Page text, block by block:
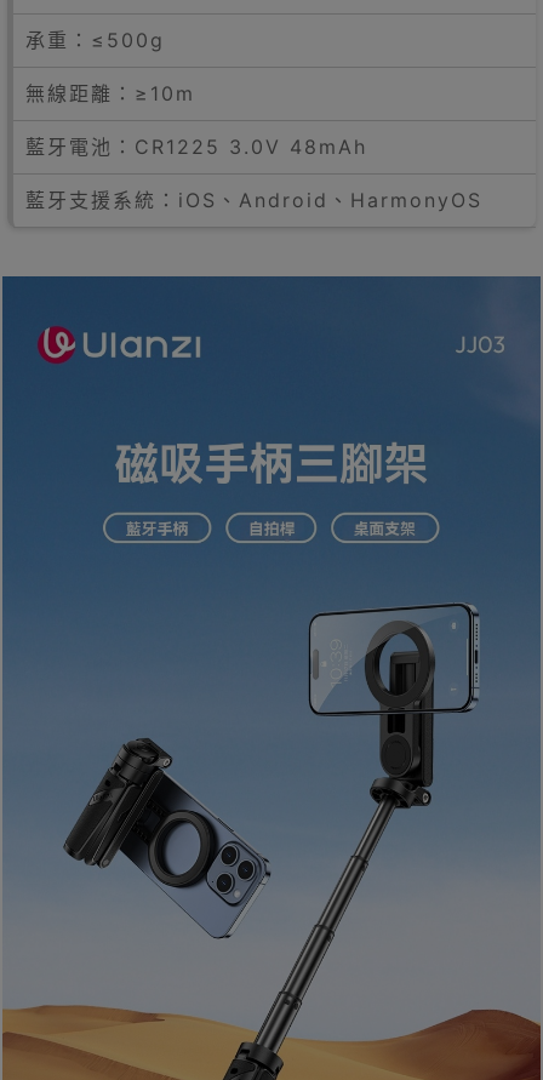
承重：≤500g
無線距離：≥10m
藍牙電池：CR1225 3.0V 48mAh
藍牙支援系統：iOS、Android、HarmonyOS